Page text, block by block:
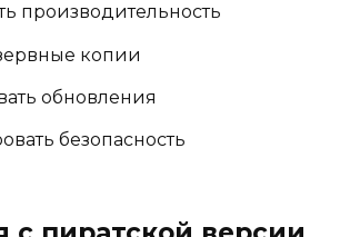
производительность
копии
обновления
безопасность